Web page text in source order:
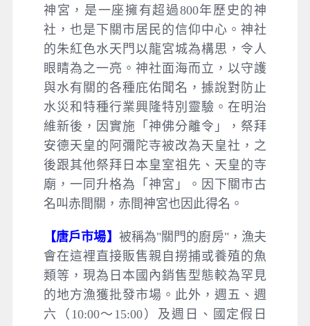
神宮，是一座擁有超過800年歷史的神
社，也是下關市居民的信仰中心。神社
的朱紅色水天門以龍宮城為構思，令人
眼睛為之一亮。神社面海而立，以守護
與水有關的各種庇佑聞名，據說對防止
水災和特種行業興隆特別靈驗。在明治
維新後，因實施「神佛分離令」，祭拜
安德天皇的阿彌陀寺被改為天皇社，之
後跟其他祭拜日本皇室祖先、天皇的寺
廟，一同升格為「神宮」。因下關市古
名叫赤間關，赤間神宮也因此得名。
【唐戶市場】 被稱為"關門的廚房"，漁夫
會在這裡直接販售親自撈捕或養殖的魚
類等，現為日本國內銷售型態較為罕見
的地方漁獲批發市場。此外，週五、週
六（10:00～15:00）及週日、國定假日